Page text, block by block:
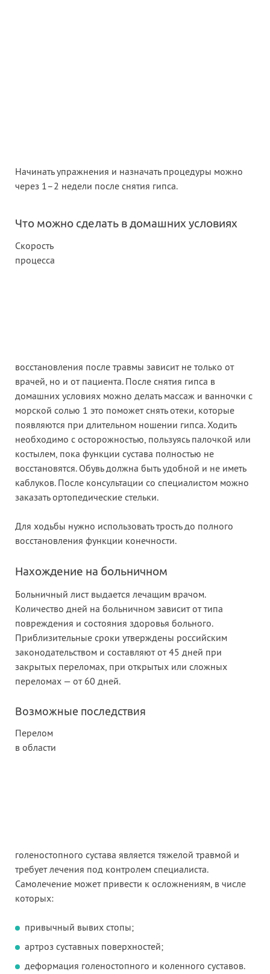
Начинать упражнения и назначать процедуры можно
через 1–2 недели после снятия гипса.
Что можно сделать в домашних условиях
Скорость
процесса
восстановления после травмы зависит не только от
врачей, но и от пациента. После снятия гипса в
домашних условиях можно делать массаж и ванночки с
морской солью 1 это поможет снять отеки, которые
появляются при длительном ношении гипса. Ходить
необходимо с осторожностью, пользуясь палочкой или
костылем, пока функции сустава полностью не
восстановятся. Обувь должна быть удобной и не иметь
каблуков. После консультации со специалистом можно
заказать ортопедические стельки.
Для ходьбы нужно использовать трость до полного
восстановления функции конечности.
Нахождение на больничном
Больничный лист выдается лечащим врачом.
Количество дней на больничном зависит от типа
повреждения и состояния здоровья больного.
Приблизительные сроки утверждены российским
законодательством и составляют от 45 дней при
закрытых переломах, при открытых или сложных
переломах — от 60 дней.
Возможные последствия
Перелом
в области
голеностопного сустава является тяжелой травмой и
требует лечения под контролем специалиста.
Самолечение может привести к осложнениям, в числе
которых:
привычный вывих стопы;
артроз суставных поверхностей;
деформация голеностопного и коленного суставов.